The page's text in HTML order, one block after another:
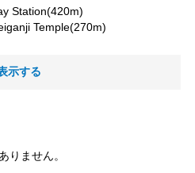
Station(420m)
Temple(270m)
示する
りません。